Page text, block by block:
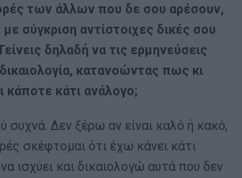
των άλλων που δε σου αρέσουν,
σύγκριση αντίστοιχες δικές σου
δηλαδή να τις ερμηνεύσεις
δικαιολογία, κατανοώντας πως κι
κάποτε κάτι ανάλογο;
συχνά. Δεν ξέρω αν είναι καλό ή κακό,
σκέφτομαι ότι έχω κάνει κάτι
ισχύει και δικαιολογώ αυτά που δεν